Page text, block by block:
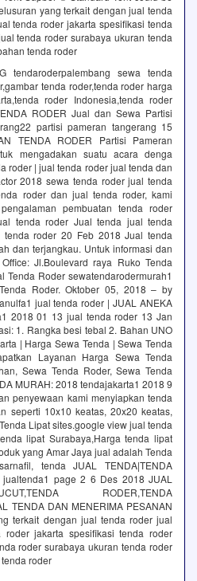
yang terkait dengan jual tenda
tenda roder jakarta spesifikasi tenda
tenda roder surabaya ukuran tenda
tenda roder
tendaroderpalembang sewa tenda
tenda roder,tenda roder harga
roder Indonesia,tenda roder
RODER Jual dan Sewa Partisi
partisi pameran tangerang 15
TENDA RODER Partisi Pameran
mengadakan suatu acara denga
roder | jual tenda roder jual tenda dan
2018 sewa tenda roder jual tenda
roder dan jual tenda roder, kami
pembuatan tenda roder
tenda roder Jual tenda jual tenda
roder 20 Feb 2018 Jual tenda
dan terjangkau. Untuk informasi dan
Jl.Boulevard raya Ruko Tenda
Tenda Roder sewatendarodermurah1
Roder. Oktober 05, 2018 – by
jual tenda roder | JUAL ANEKA
2018 01 13 jual tenda roder 13 Jan
1. Rangka besi tebal 2. Bahan UNO
| Harga Sewa Tenda | Sewa Tenda
Layanan Harga Sewa Tenda
Sewa Tenda Roder, Sewa Tenda
MURAH: 2018 tendajakarta1 2018 9
penyewaan kami menyiapkan tenda
seperti 10x10 keatas, 20x20 keatas,
Lipat sites.google view jual tenda
lipat Surabaya,Harga tenda lipat
yang Amar Jaya jual adalah Tenda
tenda JUAL TENDA|TENDA
jualtenda1 page 2 6 Des 2018 JUAL
RODER,TENDA
TENDA DAN MENERIMA PESANAN
terkait dengan jual tenda roder jual
jakarta spesifikasi tenda roder
roder surabaya ukuran tenda roder
roder